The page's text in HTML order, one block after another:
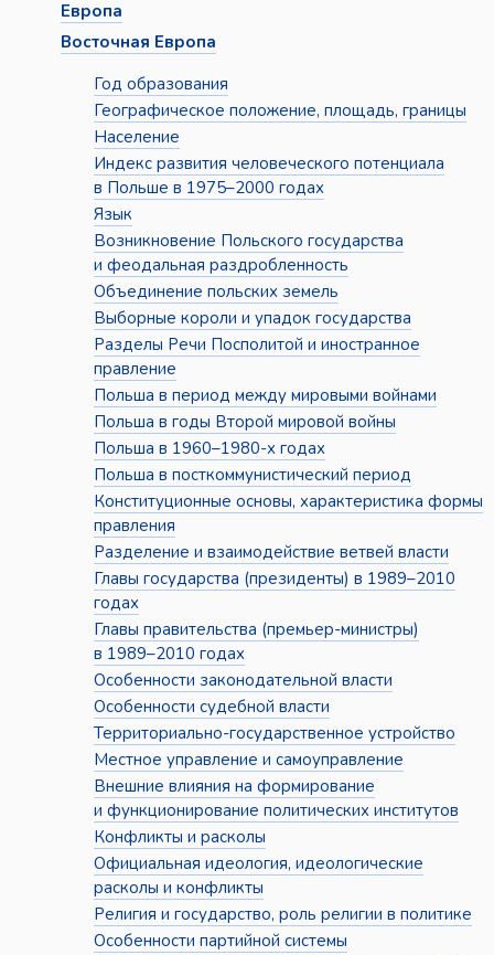
Европа
Восточная Европа
Год образования
Географическое положение, площадь, границы
Население
Индекс развития человеческого потенциала
в Польше в 1975–2000 годах
Язык
Возникновение Польского государства
и феодальная раздробленность
Объединение польских земель
Выборные короли и упадок государства
Разделы Речи Посполитой и иностранное
правление
Польша в период между мировыми войнами
Польша в годы Второй мировой войны
Польша в 1960–1980-х годах
Польша в посткоммунистический период
Конституционные основы, характеристика формы
правления
Разделение и взаимодействие ветвей власти
Главы государства (президенты) в 1989–2010
годах
Главы правительства (премьер-министры)
в 1989–2010 годах
Особенности законодательной власти
Особенности судебной власти
Территориально-государственное устройство
Местное управление и самоуправление
Внешние влияния на формирование
и функционирование политических институтов
Конфликты и расколы
Официальная идеология, идеологические
расколы и конфликты
Религия и государство, роль религии в политике
Особенности партийной системы